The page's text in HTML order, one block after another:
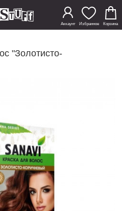
Аккаунт Избранное Корзина
"Золотисто-